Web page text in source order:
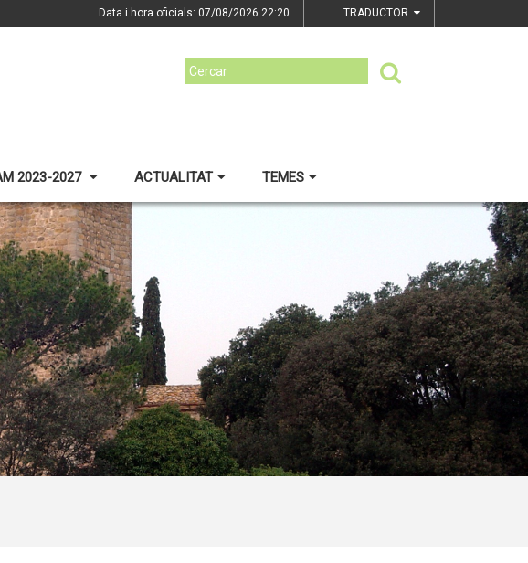
Data i hora oficials: 07/08/2026 22:20 TRADUCTOR
2023-2027 ACTUALITAT TEMES